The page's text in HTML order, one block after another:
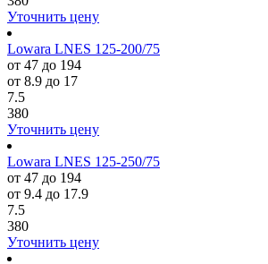
Уточнить цену
Lowara LNES 125-200/75
от 47 до 194
от 8.9 до 17
7.5
380
Уточнить цену
Lowara LNES 125-250/75
от 47 до 194
от 9.4 до 17.9
7.5
380
Уточнить цену